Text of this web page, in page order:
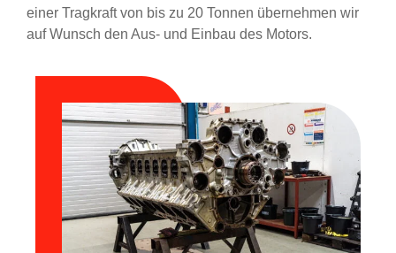
einer Tragkraft von bis zu 20 Tonnen übernehmen wir
auf Wunsch den Aus- und Einbau des Motors.